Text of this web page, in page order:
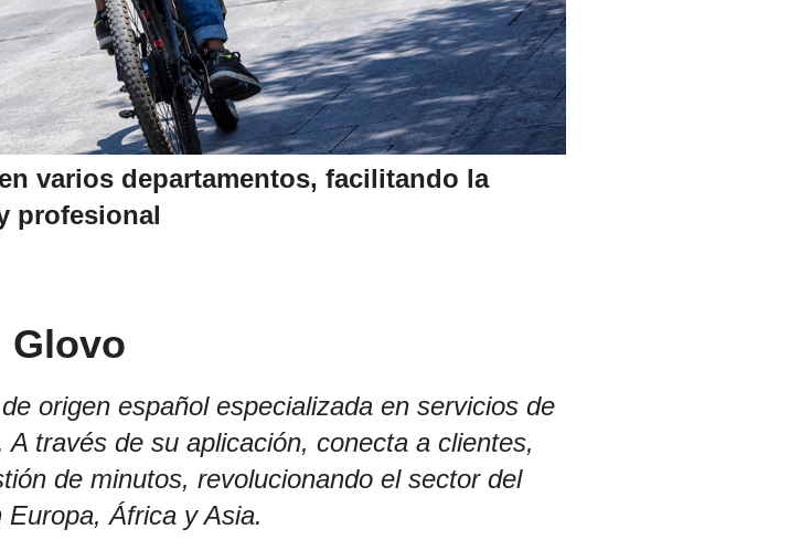
varios departamentos, facilitando la
profesional
Glovo
origen español especializada en servicios de
través de su aplicación, conecta a clientes,
de minutos, revolucionando el sector del
Europa, África y Asia.